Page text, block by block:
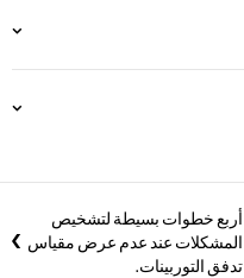
أربع خطوات بسيطة لتشخيص
المشكلات عند عدم عرض مقياس
تدفق التوربينات.